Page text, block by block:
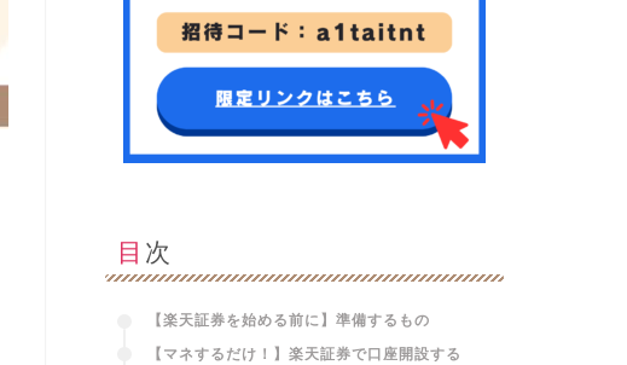
目次
【楽天証券を始める前に】準備するもの
【マネするだけ！】楽天証券で口座開設する